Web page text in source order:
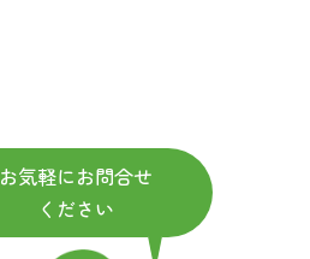
お気軽にお問合せ
ください